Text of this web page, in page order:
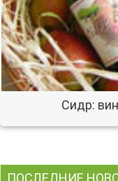
Сидр:
ПОСЛЕДНИЕ